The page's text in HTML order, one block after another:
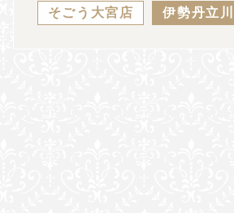
そごう大宮店 伊勢丹立